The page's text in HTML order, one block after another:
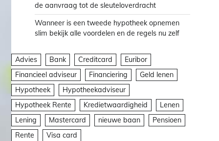
de aanvraag tot de sleuteloverdracht
Wanneer is een tweede hypotheek opnemen
slim bekijk alle voordelen en de regels nu zelf
Advies Bank Creditcard
Euribor
Financieel adviseur
Financiering
Geld lenen
Hypotheek
Hypotheekadviseur
Hypotheek Rente
Kredietwaardigheid
Lenen
Lening
Mastercard nieuwe baan
Pensioen
Rente
Visa card